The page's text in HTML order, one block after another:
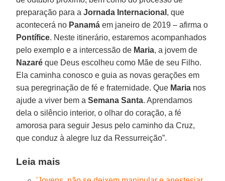
preparação para aJornada Internacional , que
acontecerá no Panamá em janeiro de 2019 – afirma o
Pontífice. Neste itinerário, estaremos acompanhados
pelo exemplo e a intercessão de Maria, a jovem de
Nazaré que Deus escolheu como Mãe de seu Filho.
Ela caminha conosco e guia as novas gerações em
sua peregrinação de fé e fraternidade. Que Maria nos
ajude a viver bem aSemana Santa. Aprendamos
dela o silêncio interior, o olhar do coração, a fé
amorosa para seguir Jesus pelo caminho da Cruz,
que conduz à alegre luz da Ressurreição”.
Leia mais